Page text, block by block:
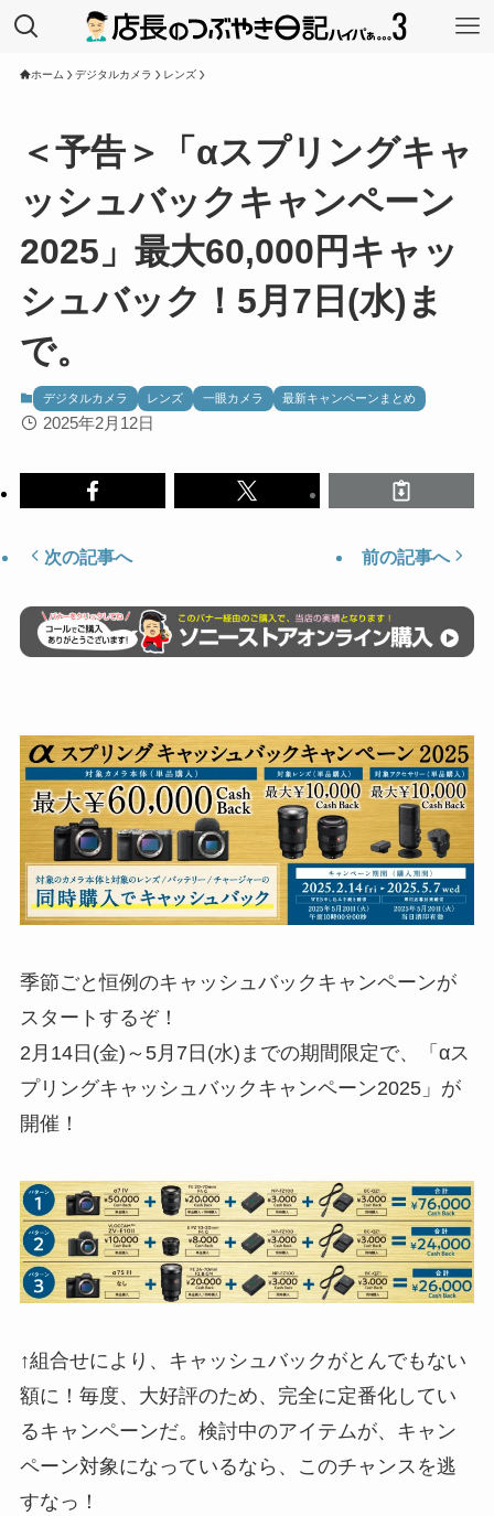
ホーム デジタルカメラ レンズ
＜予告＞「αスプリングキャ
ッシュバックキャンペーン
2025」最大60,000円キャッ
シュバック！5月7日(水)ま
で。
デジタルカメラ レンズ 一眼カメラ 最新キャンペーンまとめ
2025年2月12日
次の記事へ 前の記事へ
季節ごと恒例のキャッシュバックキャンペーンが
スタートするぞ！
2月14日(金)～5月7日(水)までの期間限定で、「αス
プリングキャッシュバックキャンペーン2025」が
開催！
↑組合せにより、キャッシュバックがとんでもない
額に！毎度、大好評のため、完全に定番化してい
るキャンペーンだ。検討中のアイテムが、キャン
ペーン対象になっているなら、このチャンスを逃
すなっ！